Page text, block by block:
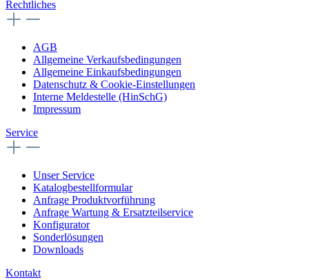
Rechtliches
AGB
Allgemeine Verkaufsbedingungen
Allgemeine Einkaufsbedingungen
Datenschutz & Cookie-Einstellungen
Interne Meldestelle (HinSchG)
Impressum
Service
Unser Service
Katalogbestellformular
Anfrage Produktvorführung
Anfrage Wartung & Ersatzteilservice
Konfigurator
Sonderlösungen
Downloads
Kontakt